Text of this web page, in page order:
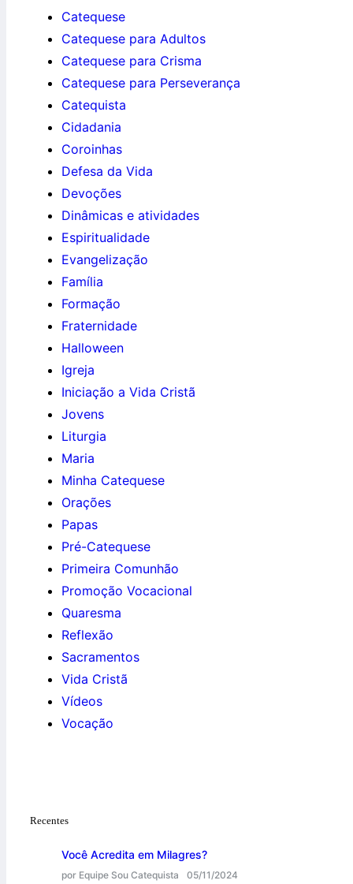
Catequese
Catequese para Adultos
Catequese para Crisma
Catequese para Perseverança
Catequista
Cidadania
Coroinhas
Defesa da Vida
Devoções
Dinâmicas e atividades
Espiritualidade
Evangelização
Família
Formação
Fraternidade
Halloween
Igreja
Iniciação a Vida Cristã
Jovens
Liturgia
Maria
Minha Catequese
Orações
Papas
Pré-Catequese
Primeira Comunhão
Promoção Vocacional
Quaresma
Reflexão
Sacramentos
Vida Cristã
Vídeos
Vocação
Recentes
Você Acredita em Milagres?
por Equipe Sou Catequista 05/11/2024